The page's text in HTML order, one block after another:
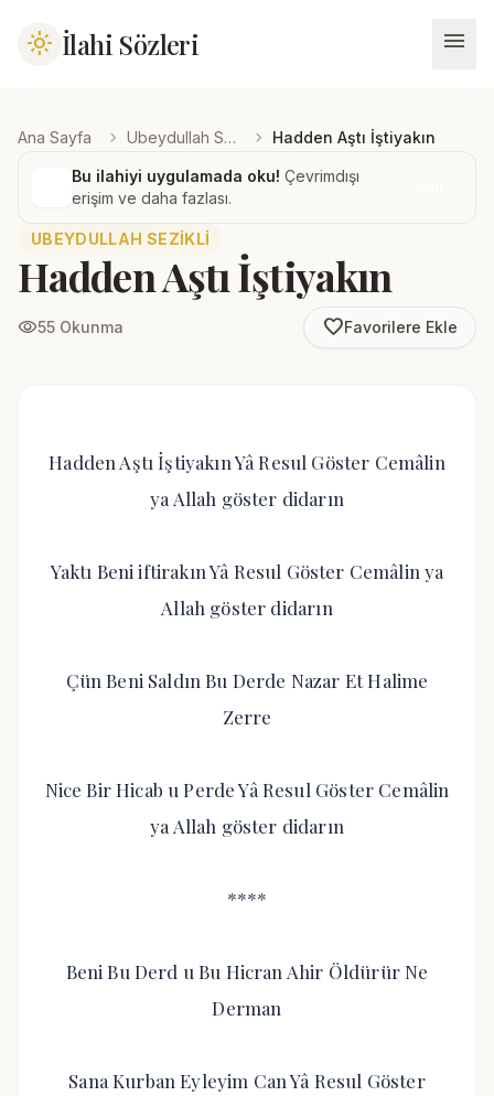
light_mode İlahi Sözleri menu
Ana Sayfa chevron_right Ubeydullah Sezikli chevron_right Hadden Aştı İştiyakın
Bu ilahiyi uygulamada oku! Çevrimdışı
erişim ve daha fazlası.
UBEYDULLAH SEZIKLI
Hadden Aştı İştiyakın
visibility55 Okunma favorite_borderFavorilere Ekle
Hadden Aştı İştiyakın Yâ Resul Göster Cemâlin
ya Allah göster didarın
Yaktı Beni iftirakın Yâ Resul Göster Cemâlin ya
Allah göster didarın
Çün Beni Saldın Bu Derde Nazar Et Halime
Zerre
Nice Bir Hicab u Perde Yâ Resul Göster Cemâlin
ya Allah göster didarın
****
Beni Bu Derd u Bu Hicran Ahir Öldürür Ne
Derman
Sana Kurban Eyleyim Can Yâ Resul Göster